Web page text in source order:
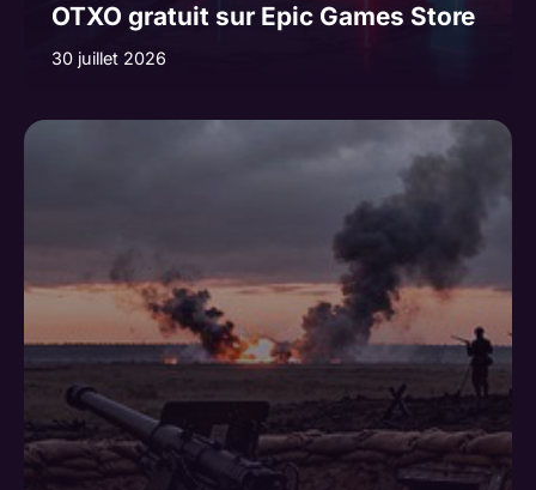
OTXO gratuit sur Epic Games Store
30 juillet 2026